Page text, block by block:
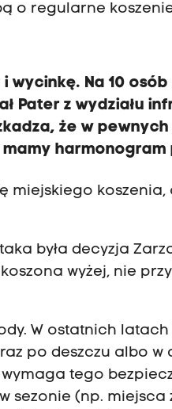
o regularne
wycinkę. Na 10
Pater z wydziału
że w
mamy harmonogram
miejskiego
była decyzja
wyżej, nie
W ostatnich
po deszczu albo w
tego
sezonie (np.